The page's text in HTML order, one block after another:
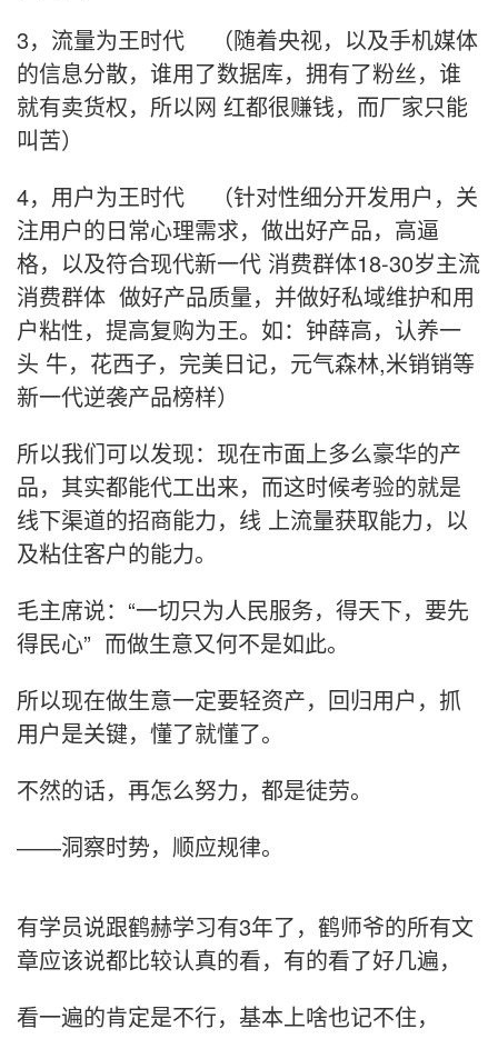
3，流量为王时代 （随着央视，以及手机媒体
的信息分散，谁用了数据库，拥有了粉丝，谁
就有卖货权，所以网 红都很赚钱，而厂家只能
叫苦）
4，用户为王时代 （针对性细分开发用户，关
注用户的日常心理需求，做出好产品，高逼
格，以及符合现代新一代 消费群体18-30岁主流
消费群体 做好产品质量，并做好私域维护和用
户粘性，提高复购为王。如：钟薛高，认养一
头 牛，花西子，完美日记，元气森林,米销销等
新一代逆袭产品榜样）
所以我们可以发现：现在市面上多么豪华的产
品，其实都能代工出来，而这时候考验的就是
线下渠道的招商能力，线 上流量获取能力，以
及粘住客户的能力。
毛主席说：“一切只为人民服务，得天下，要先
得民心” 而做生意又何不是如此。
所以现在做生意一定要轻资产，回归用户，抓
用户是关键，懂了就懂了。
不然的话，再怎么努力，都是徒劳。
――洞察时势，顺应规律。
有学员说跟鹤赫学习有3年了，鹤师爷的所有文
章应该说都比较认真的看，有的看了好几遍，
看一遍的肯定是不行，基本上啥也记不住，